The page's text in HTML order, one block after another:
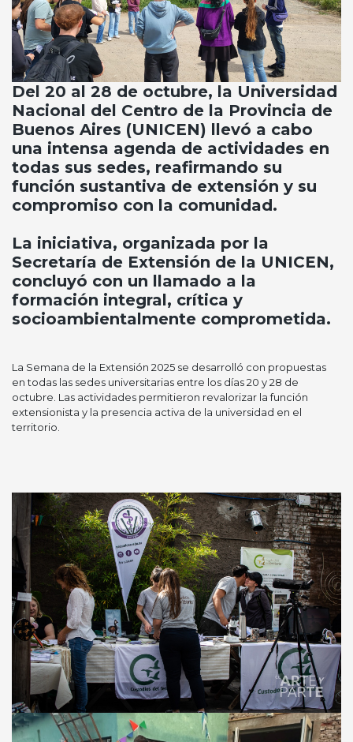
Del 20 al 28 de octubre, la Universidad
Nacional del Centro de la Provincia de
Buenos Aires (UNICEN) llevó a cabo
una intensa agenda de actividades en
todas sus sedes, reafirmando su
función sustantiva de extensión y su
compromiso con la comunidad.
La iniciativa, organizada por la
Secretaría de Extensión de la UNICEN,
concluyó con un llamado a la
formación integral, crítica y
socioambientalmente comprometida.
La Semana de la Extensión 2025 se desarrolló con propuestas
en todas las sedes universitarias entre los días 20 y 28 de
octubre. Las actividades permitieron revalorizar la función
extensionista y la presencia activa de la universidad en el
territorio.